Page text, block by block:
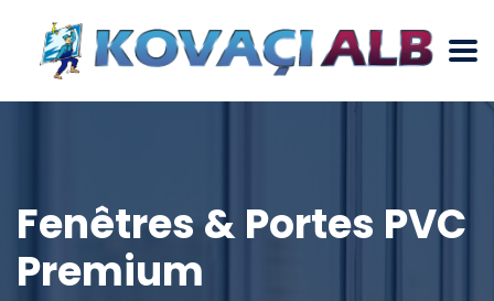
Fenêtres & Portes PVC
Premium